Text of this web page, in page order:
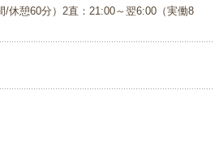
/休憩60分）2直：21:00～翌6:00（実働8